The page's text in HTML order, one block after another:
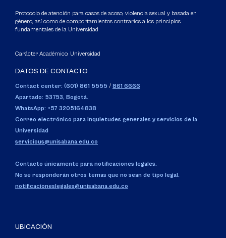
Protocolo de atención para casos de acoso, violencia sexual y basada en
género, así como de comportamientos contrarios a los principios
fundamentales de la Universidad
Carácter Académico: Universidad
DATOS DE CONTACTO
Contact center: (601) 861 5555 / 861 6666
Apartado: 53753, Bogotá.
WhatsApp: +57 3205164838
Correo electrónico para inquietudes generales y servicios de la
Universidad
servicious@unisabana.edu.co
Contacto únicamente para notificaciones legales.
No se responderán otros temas que no sean de tipo legal.
notificacioneslegales@unisabana.edu.co
UBICACIÓN